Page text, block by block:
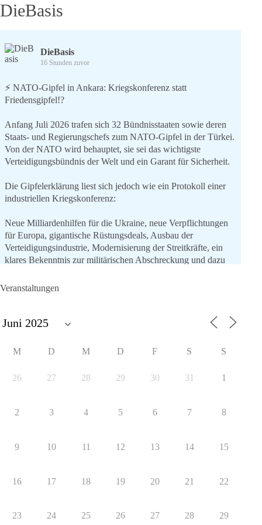
DieBasis
DieBasis
16 Stunden zuvor
⚡️ NATO-Gipfel in Ankara: Kriegskonferenz statt
Friedensgipfel!?
Anfang Juli 2026 trafen sich 32 Bündnisstaaten sowie deren
Staats- und Regierungschefs zum NATO-Gipfel in der Türkei.
Von der NATO wird behauptet, sie sei das wichtigste
Verteidigungsbündnis der Welt und ein Garant für Sicherheit.
Die Gipfelerklärung liest sich jedoch wie ein Protokoll einer
industriellen Kriegskonferenz:
Neue Milliardenhilfen für die Ukraine, neue Verpflichtungen
für Europa, gigantische Rüstungsdeals, Ausbau der
Verteidigungsindustrie, Modernisierung der Streitkräfte, ein
klares Bekenntnis zur militärischen Abschreckung und dazu
nach Friedenspolitik klingt, wird niemals Sicherheit schaffen,
Veranstaltungen
M D M D F S S
26 27 28 29 30 31 1
2 3 4 5 6 7 8
9 10 11 12 13 14 15
16 17 18 19 20 21 22
23 24 25 26 27 28 29